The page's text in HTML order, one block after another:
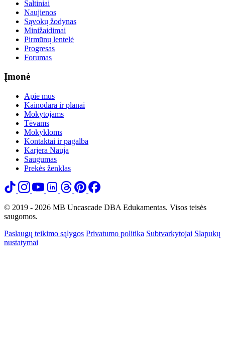
Šaltiniai
Naujienos
Sąvokų žodynas
Minižaidimai
Pirmūnų lentelė
Progresas
Forumas
Įmonė
Apie mus
Kainodara ir planai
Mokytojams
Tėvams
Mokykloms
Kontaktai ir pagalba
Karjera Nauja
Saugumas
Prekės ženklas
© 2019 - 2026 MB Uncascade DBA Edukamentas. Visos teisės
saugomos.
Paslaugų teikimo sąlygos Privatumo politika Subtvarkytojai Slapukų
nustatymai